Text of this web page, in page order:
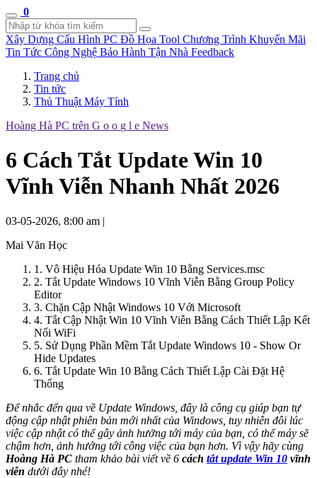
0
Xây Dựng Cấu Hình PC Đồ Họa Tool Chương Trình Khuyến Mãi
Tin Tức Công Nghệ Bảo Hành Tận Nhà Feedback
Trang chủ
Tin tức
Thủ Thuật Máy Tính
Hoàng Hà PC trên G o o g l e News
6 Cách Tắt Update Win 10
Vĩnh Viễn Nhanh Nhất 2026
03-05-2026, 8:00 am |
Mai Văn Học
1. Vô Hiệu Hóa Update Win 10 Bằng Services.msc
2. Tắt Update Windows 10 Vĩnh Viễn Bằng Group Policy
Editor
3. Chặn Cập Nhật Windows 10 Với Microsoft
4. Tắt Cập Nhật Win 10 Vĩnh Viễn Bằng Cách Thiết Lập Kết
Nối WiFi
5. Sử Dụng Phần Mềm Tắt Update Windows 10 - Show Or
Hide Updates
6. Tắt Update Win 10 Bằng Cách Thiết Lập Cài Đặt Hệ
Thống
Để nhắc đến qua về Update Windows, đây là công cụ giúp bạn tự
động cập nhật phiên bản mới nhất của Windows, tuy nhiên đôi lúc
việc cập nhật có thể gây ảnh hưởng tới máy của bạn, có thể máy sẽ
chậm hơn, ảnh hướng tới công việc của bạn hơn. Vì vậy hãy cùng
Hoàng Hà PC tham khảo bài viết về 6 cách tắt update Win 10 vĩnh
viễn dưới đây nhé!